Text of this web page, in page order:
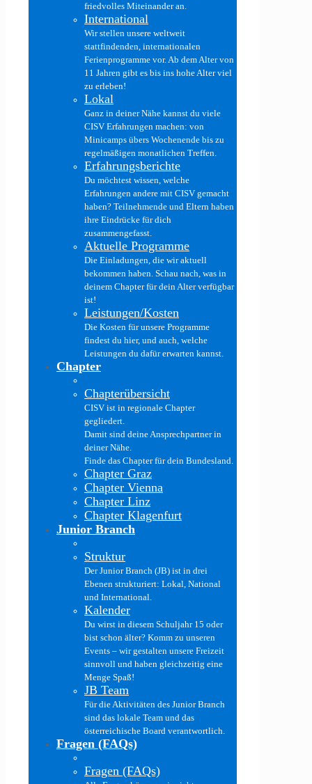
friedvolles Miteinander an.
International
Wir stellen unsere weltweit
stattfindenden, internationalen
Ferienprogramme vor. Ab dem Alter von
11 Jahren gibt es bis ins hohe Alter viel
zu erleben!
Lokal
Ganz in deiner Nähe kannst du viele
CISV Erfahrungen machen: von
Minicamps übers Wochenende bis zu
regelmäßigen monatlichen Treffen.
Erfahrungsberichte
Du möchtest wissen, welche
Erfahrungen andere mit CISV gemacht
haben? Teilnehmende und Eltern haben
ihre Eindrücke für dich
zusammengefasst.
Aktuelle Programme
Die Einladungen, die wir aktuell
bekommen haben. Schau nach, was in
deinem Chapter für dein Alter verfügbar
ist!
Leistungen/Kosten
Die Kosten für unsere Programme
findest du hier, und auch, welche
Leistungen du dafür erwarten kannst.
Chapter
Chapterübersicht
CISV ist in regionale Chapter
gegliedert.
Damit sind deine Ansprechpartner in
deiner Nähe.
Finde das Chapter für dein Bundesland.
Chapter Graz
Chapter Vienna
Chapter Linz
Chapter Klagenfurt
Junior Branch
Struktur
Der Junior Branch (JB) ist in drei
Ebenen strukturiert: Lokal, National
und International.
Kalender
Du wirst in diesem Schuljahr 15 oder
bist schon älter? Komm zu unseren
Events – wir gestalten unsere Freizeit
sinnvoll und haben gleichzeitig eine
Menge Spaß!
JB Team
Für die Aktivitäten des Junior Branch
sind das lokale Team und das
österreichische Board verantwortlich.
Fragen (FAQs)
Fragen (FAQs)